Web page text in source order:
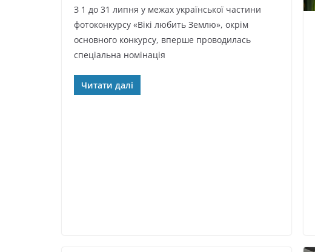
З 1 до 31 липня у межах української частини
фотоконкурсу «Вікі любить Землю», окрім
основного конкурсу, вперше проводилась
спеціальна номінація
Читати далі